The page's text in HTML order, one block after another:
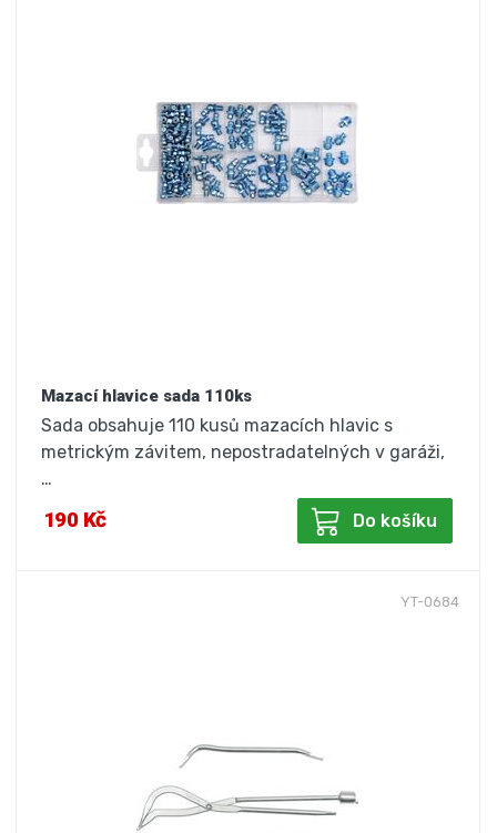
Mazací hlavice sada 110ks
Sada obsahuje 110 kusů mazacích hlavic s
metrickým závitem, nepostradatelných v garáži,
…
190 Kč Do košíku
YT-0684